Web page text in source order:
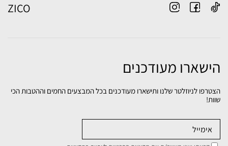
ZICO
הישארו מעודכנים
הצטרפו לניוזלטר שלנו ותישארו מעודכנים בכל המבצעים החמים וההטבות הכי
שוות!